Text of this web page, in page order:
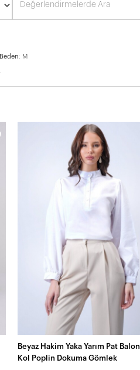
Beden: M
Beyaz Hakim Yaka Yarım Pat Balon
Kol Poplin Dokuma Gömlek